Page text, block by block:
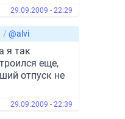
29.09.2009 - 22:29
/ @alvi
я так
еще,
отпуск не
29.09.2009 - 22:39